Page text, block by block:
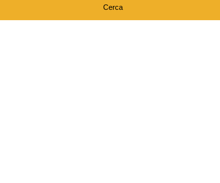
Cerca